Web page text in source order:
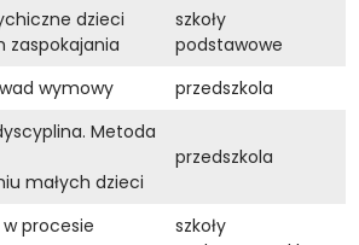
dzieci
zaspokajania
szkoły
podstawowe
wymowy przedszkola
Metoda
małych dzieci
przedszkola
procesie
szkoły